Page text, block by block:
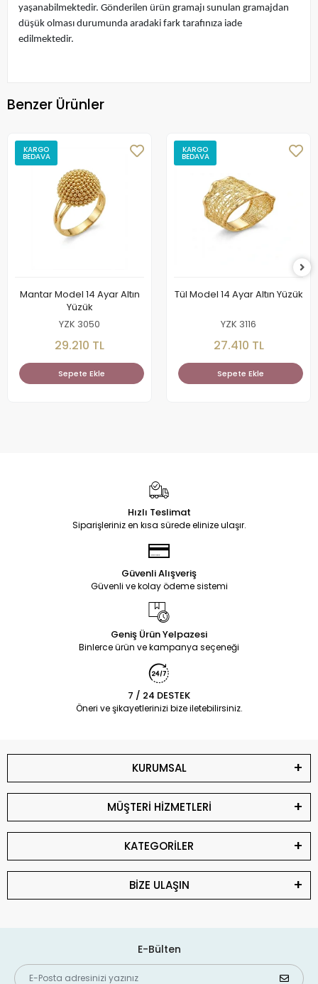
yaşanabilmektedir. Gönderilen ürün gramajı sunulan gramajdan
düşük olması durumunda aradaki fark tarafınıza iade
edilmektedir.
Benzer Ürünler
KARGO
BEDAVA
Mantar Model 14 Ayar Altın
Yüzük
YZK 3050
29.210 TL
Sepete Ekle
KARGO
BEDAVA
Tül Model 14 Ayar Altın Yüzük
YZK 3116
27.410 TL
Sepete Ekle
Hızlı Teslimat
Siparişleriniz en kısa sürede elinize ulaşır.
Güvenli Alışveriş
Güvenli ve kolay ödeme sistemi
Geniş Ürün Yelpazesi
Binlerce ürün ve kampanya seçeneği
7 / 24 DESTEK
Öneri ve şikayetlerinizi bize iletebilirsiniz.
KURUMSAL
MÜŞTERİ HİZMETLERİ
KATEGORİLER
BİZE ULAŞIN
E-Bülten